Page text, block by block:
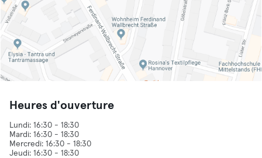
Heures d'ouverture
Lundi: 16:30 - 18:30
Mardi: 16:30 - 18:30
Mercredi: 16:30 - 18:30
Jeudi: 16:30 - 18:30